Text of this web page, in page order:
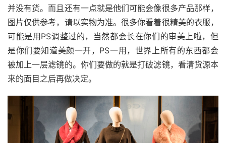
并没有货。而且还有一点就是他们可能会像很多产品那样，
图片仅供参考，请以实物为准。很多你看着很精美的衣服，
可能是用PS调整过的，当然都会长在你们的审美上啦，但
是你们要知道美颜一开，PS一用，世界上所有的东西都会
被加上一层滤镜的。你们要做的就是打破滤镜，看清货源本
来的面目之后再做决定。